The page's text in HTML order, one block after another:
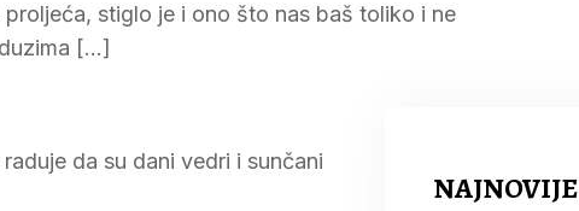
stiglo je i ono što nas baš toliko i ne
[…]
da su dani vedri i sunčani
NAJNOVIJE